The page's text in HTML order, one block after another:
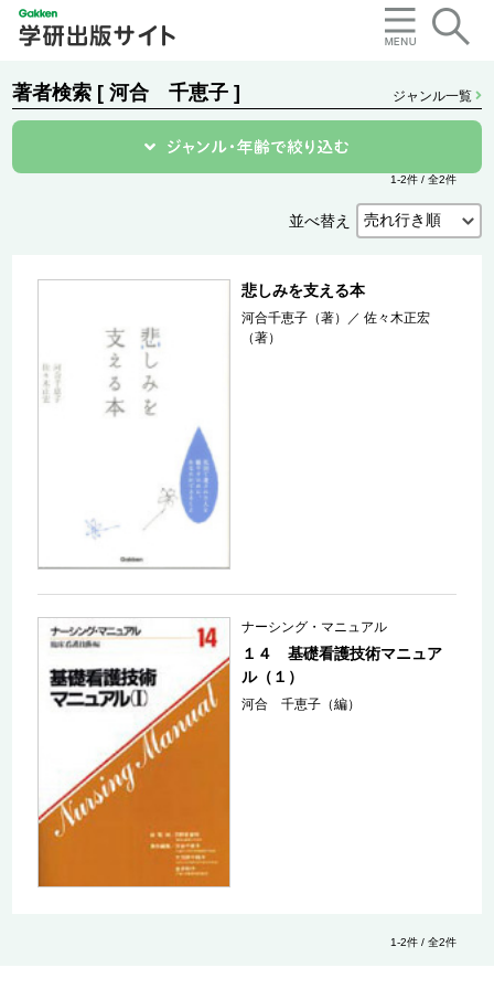
著者検索 [ 河合 千恵子 ] ジャンル一覧
1-2件 / 全2件
並べ替え
悲しみを支える本
河合千恵子（著） ／佐々木正宏
（著）
ナーシング・マニュアル
１４ 基礎看護技術マニュア
ル（１）
河合 千恵子（編）
1-2件 / 全2件